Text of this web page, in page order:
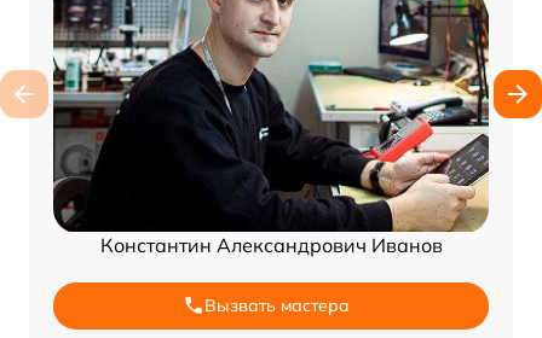
Константин Александрович Иванов
Вызвать мастера